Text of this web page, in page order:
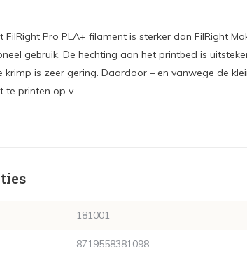
FilRight Pro PLA+ filament is sterker dan FilRight
gebruik. De hechting aan het printbed is
is zeer gering. Daardoor – en vanwege de
te printen op v...
181001
8719558381098